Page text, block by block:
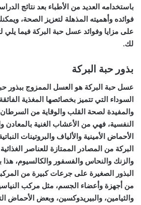
باستخدامه العديد من الأطباء بعد نتائج
فوائده وأهميته المذهلة لتعزيز الصحة،
على مزايا وفوائد عسل حبة البركة فيما يلي
لك.
بذور حبة البركة
عسل حبة البركة هو العسل الممزوج ببذور حبة
السوداء التي تتميز بخصائصها المغذية
والمفيدة لصحة القلب والوقاية من
النفسية، فهي من الأعشاب الغنية بالمعادن
الأحماض الأمينية والألياف والبروتينات
البركة من المصادر الممتازة للعناصر
والزنك والنحاس والفسفور والكالسيوم، هذا
البذور الصغيرة على جرعات كبيرة من
من أجهزة وأعضاء الجسم، مثل مركب
والثيامين، والبيريدوكسين، وبعض الأحماض